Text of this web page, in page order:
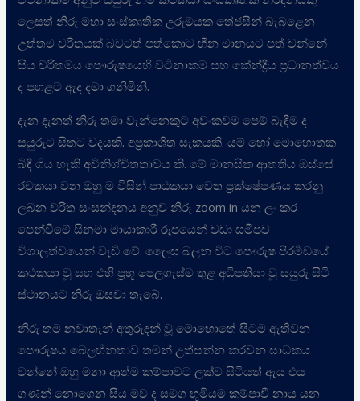
ලෙසත් නිරු මහා සංස්කෘතික උරුමයක තේජසින් බැබළෙන
උත්තම චරිතයක් බවටත් පත්කොට හීන මානයට පත් වන්නේ
සිය චරිතමය පෞරුෂයෙහි වටිනාකම සහ කේන්ද්‍රීය ප්‍රධානත්වය
ද පහළට ඇද දමා ගනිමිනි.
දැන දැනත් නිරු තමා වැන්නෙකුට අවංකවම පෙම් බැඳීම ද
සයුරුට සිතට වදයකි. අප්‍රකාශිත සැකයකි. යම් හෝ මොහොතක
බිඳී ගිය හැකි අවිනිශ්චිතතාවය කි. මේ මානසික ආතතිය ඔස්සේ
රචකයා වන ඔහු ම විසින් පාඨකයා වෙත ප්‍රක්ෂේපණය කරනු
ලබන චරිත සංසන්දනය අනුව නිරූ zoom in යන ලං කර
පෙන්වීමේ සිනමා මායාකාරී රූපයෙන් වඩා සමීපව
විශාලත්වයෙන් වැඩි වේ. ලෛස බලන විට පෞරුෂ පිරමීඩයේ
කථකයා වූ සහ එහි ප්‍රභූ පෙලගැස්ම තුළ අධිපතියා වූ සයුරු සිටි
ස්ථානයට නිරු ඔසවා තැබේ.
නිරු තම නවාතැන් අතුරුදන් වූ මොහොතේ සිටම ඇතිවන
පෞරුෂය බෙලහීනතාව තමන් උත්සන්න කරවන සාධකය
වන්නේ ඔහු මනා ආත්ම කම්පාවට ලක්ව සිටියත් ඇය එය
ගණන් නොගෙන සිය මව ද සමග භූමියම කම්පාවී නාය යන